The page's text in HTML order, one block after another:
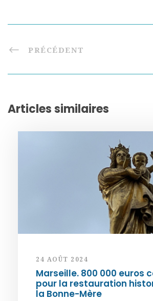
PRÉCÉDENT
Articles similaires
24 AOÛT 2024
Marseille. 800 000 euros
pour la restauration
la Bonne-Mère